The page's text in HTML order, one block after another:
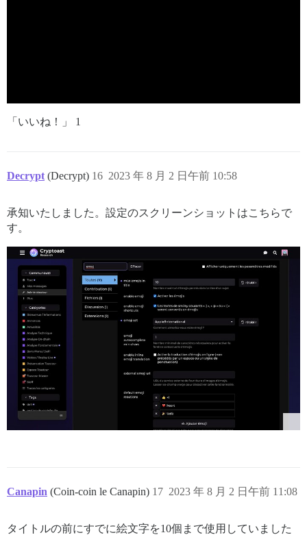
「いいね！」 1
Decrypt (Decrypt) 2023 年 8 月 2 日午前 10:58
16
承知いたしました。設定のスクリーンショットはこちらで
す。
Canapin (Coin-coin le Canapin) 2023 年 8 月 2 日午前 11:08
17
タイトルの前にすでに絵文字を10個まで使用していました